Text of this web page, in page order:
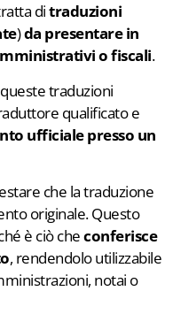
ditraduzioni
)da presentare in
o fiscali.
traduzioni
qualificato e
ufficiale presso un
che la traduzione
originale. Questo
è ciò checonferisce
, rendendolo utilizzabile
notai o